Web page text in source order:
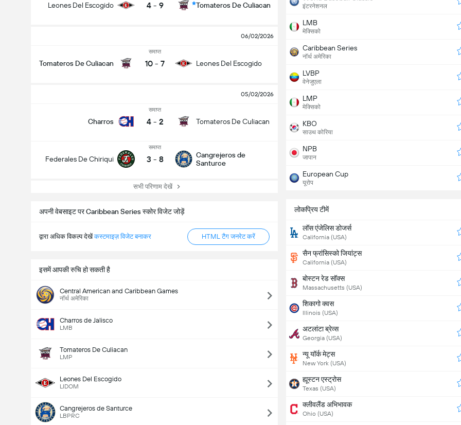
Leones Del Escogido 4 - 9 Tomateros De Culiacan
06/02/2026
Tomateros De Culiacan
समाप्त
10 - 7 Leones Del Escogido
05/02/2026
Charros
समाप्त
4 - 2 Tomateros De Culiacan
Federales De Chiriqui
समाप्त
3 - 8
Cangrejeros de
Santurce
सभी परिणाम देखें
अपनी वेबसाइट पर Caribbean Series स्कोर विजेट जोड़ें
द्वारा अधिक विकल्प देखेंकस्टमाइज़ विजेट बनाकर HTML टैग जनरेट करें
इसमें आपकी रुचि हो सकती है
Central American and Caribbean Games
नॉर्थ अमेरिका
Charros de Jalisco
LMB
Tomateros De Culiacan
LMP
Leones Del Escogido
LIDOM
Cangrejeros de Santurce
LBPRC
इंटरनेशनल
LMB
मेक्सिको
Caribbean Series
नॉर्थ अमेरिका
LVBP
वेनेजुएला
LMP
मेक्सिको
KBO
साउथ कोरिया
NPB
जापान
European Cup
यूरोप
लोकप्रिय टीमें
लॉस एंजेलिस डोजर्स
California (USA)
सैन फ्रांसिस्को जियांट्स
California (USA)
बोस्टन रेड सॉक्स
Massachusetts (USA)
शिकागो क्वस
Illinois (USA)
अटलांटा ब्रेव्स
Georgia (USA)
न्यू यॉर्क मेट्स
New York (USA)
ह्यूस्टन एस्ट्रोस
Texas (USA)
क्लीवलैंड अभिभावक
Ohio (USA)